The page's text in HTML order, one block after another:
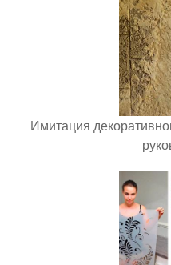
Имитация